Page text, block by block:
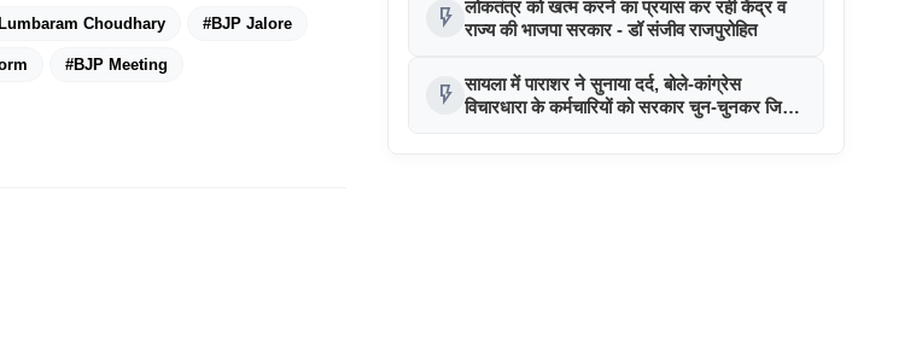
Choudhary #BJP Jalore
#BJP Meeting
flash_on लोकतंत्र को खत्म करने का प्रयास कर रही केंद्र व
राज्य की भाजपा सरकार - डॉ संजीव राजपुरोहित
flash_on सायला में पाराशर ने सुनाया दर्द, बोले-कांग्रेस
विचारधारा के कर्मचारियों को सरकार चुन-चुनकर जिले